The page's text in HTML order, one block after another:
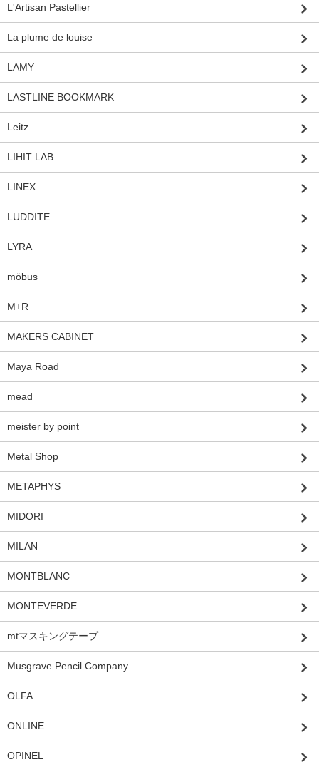
L'Artisan Pastellier
La plume de louise
LAMY
LASTLINE BOOKMARK
Leitz
LIHIT LAB.
LINEX
LUDDITE
LYRA
möbus
M+R
MAKERS CABINET
Maya Road
mead
meister by point
Metal Shop
METAPHYS
MIDORI
MILAN
MONTBLANC
MONTEVERDE
mtマスキングテープ
Musgrave Pencil Company
OLFA
ONLINE
OPINEL